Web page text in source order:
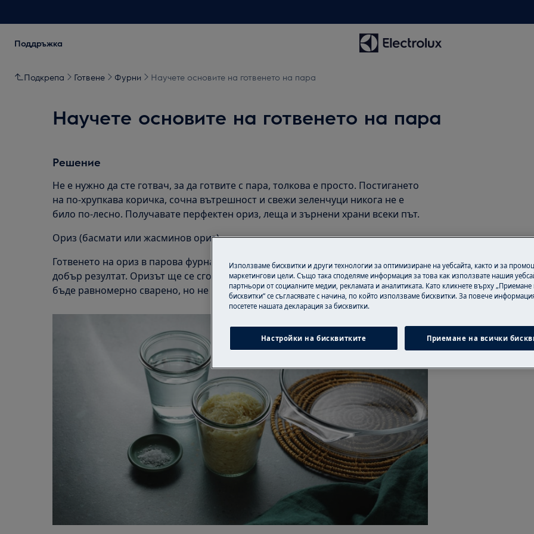
Поддръжка
Подкрепа Готвене Фурни Научете основите на готвенето на пара
Научете основите на готвенето на пара
Решение
Не е нужно да сте готвач, за да готвите с пара, толкова е просто. Постигането
на по-хрупкава коричка, сочна вътрешност и свежи зеленчуци никога не е
било по-лесно. Получавате перфектен ориз, леща и зърнени храни всеки път.
Ориз (басмати или жасминов ориз)
Готвенето на ориз в парова фурна не е просто лесно, ще постигнете и по-
добър резултат. Оризът ще се сготви перфектно всеки път. Всяко зърно ще
бъде равномерно сварено, но не преварено, за пухкав резултат.
Използваме бисквитки и други технологии за оптимизиране на уебсайта, както и за
маркетингови цели. Също така споделяме информация за това как използвате нашия
партньори от социалните медии, рекламата и аналитиката. Като кликнете върху „Приемане
бисквитки“ се съгласявате с начина, по който използваме бисквитки. За повече
посетете нашата декларация за бисквитки.
Настройки на бисквитките Приемане на всички